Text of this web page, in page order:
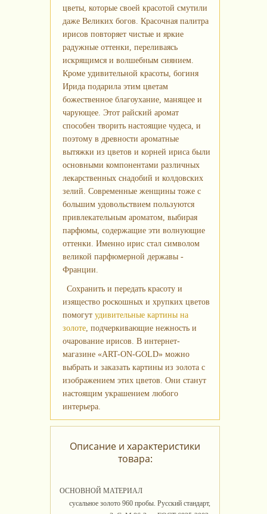
цветы, которые своей красотой смутили
даже Великих богов. Красочная палитра
ирисов повторяет чистые и яркие
радужные оттенки, переливаясь
искрящимся и волшебным сиянием.
Кроме удивительной красоты, богиня
Ирида подарила этим цветам
божественное благоухание, манящее и
чарующее. Этот райский аромат
способен творить настоящие чудеса, и
поэтому в древности ароматные
вытяжки из цветов и корней ириса были
основными компонентами различных
лекарственных снадобий и колдовских
зелий. Современные женщины тоже с
большим удовольствием пользуются
привлекательным ароматом, выбирая
парфюмы, содержащие эти волнующие
оттенки. Именно ирис стал символом
великой парфюмерной державы -
Франции.
Сохранить и передать красоту и
изящество роскошных и хрупких цветов
помогут удивительные картины на
золоте, подчеркивающие нежность и
очарование ирисов. В интернет-
магазине «ART-ON-GOLD» можно
выбрать и заказать картины из золота с
изображением этих цветов. Они станут
настоящим украшением любого
интерьера.
Описание и характеристики
товара:
ОСНОВНОЙ МАТЕРИАЛ
сусальное золото 960 пробы. Русский стандарт,